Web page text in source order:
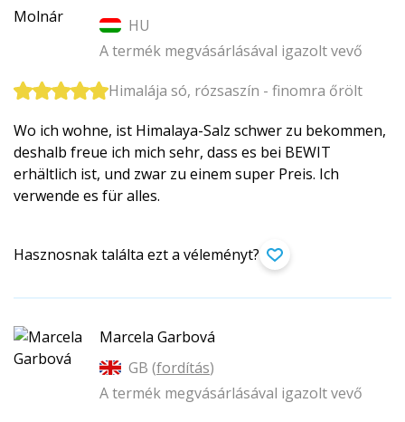
HU
A termék megvásárlásával igazolt vevő
Himalája só, rózsaszín - finomra őrölt
Wo ich wohne, ist Himalaya-Salz schwer zu bekommen,
deshalb freue ich mich sehr, dass es bei BEWIT
erhältlich ist, und zwar zu einem super Preis. Ich
verwende es für alles.
Hasznosnak találta ezt a véleményt?
Marcela Garbová
GB (fordítás)
A termék megvásárlásával igazolt vevő